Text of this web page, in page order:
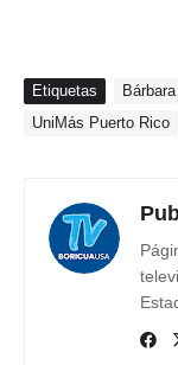
Etiquetas
UniMás Puerto Rico